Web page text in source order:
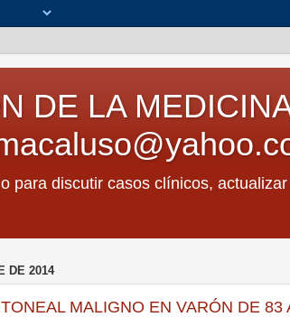
DE LA
para discutir casos clínicos,
DE 2014
MALIGNO EN VARÓN DE 83